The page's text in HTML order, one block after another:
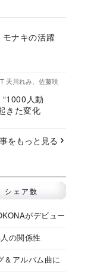
ナキの活躍
天川れみ、佐藤咲
“1000人動
きた変化
をもっと見る
シェア数
がデビュー
の関係性
＆アルバム曲に